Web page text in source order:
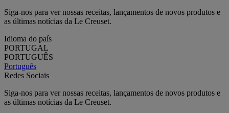
Siga-nos para ver nossas receitas, lançamentos de novos produtos e
as últimas notícias da Le Creuset.
Idioma do país
PORTUGAL
PORTUGUÊS
Português
Redes Sociais
Siga-nos para ver nossas receitas, lançamentos de novos produtos e
as últimas notícias da Le Creuset.